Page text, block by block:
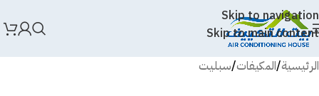
Skip to navigation
Skip to main content
الرئيسية/المكيفات/سبليت